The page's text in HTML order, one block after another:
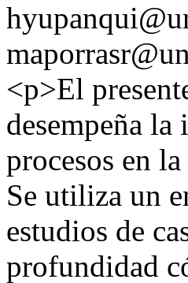
<p>El
desempeña
procesos en
Se utiliza un
estudios de
profundidad